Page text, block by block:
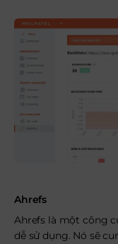
Ahrefs
Ahrefs là một công
dễ sử dụng. Nó sẽ